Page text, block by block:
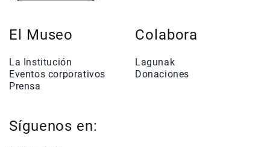
El Museo
La Institución
Eventos corporativos
Prensa
Colabora
Lagunak
Donaciones
Síguenos en: